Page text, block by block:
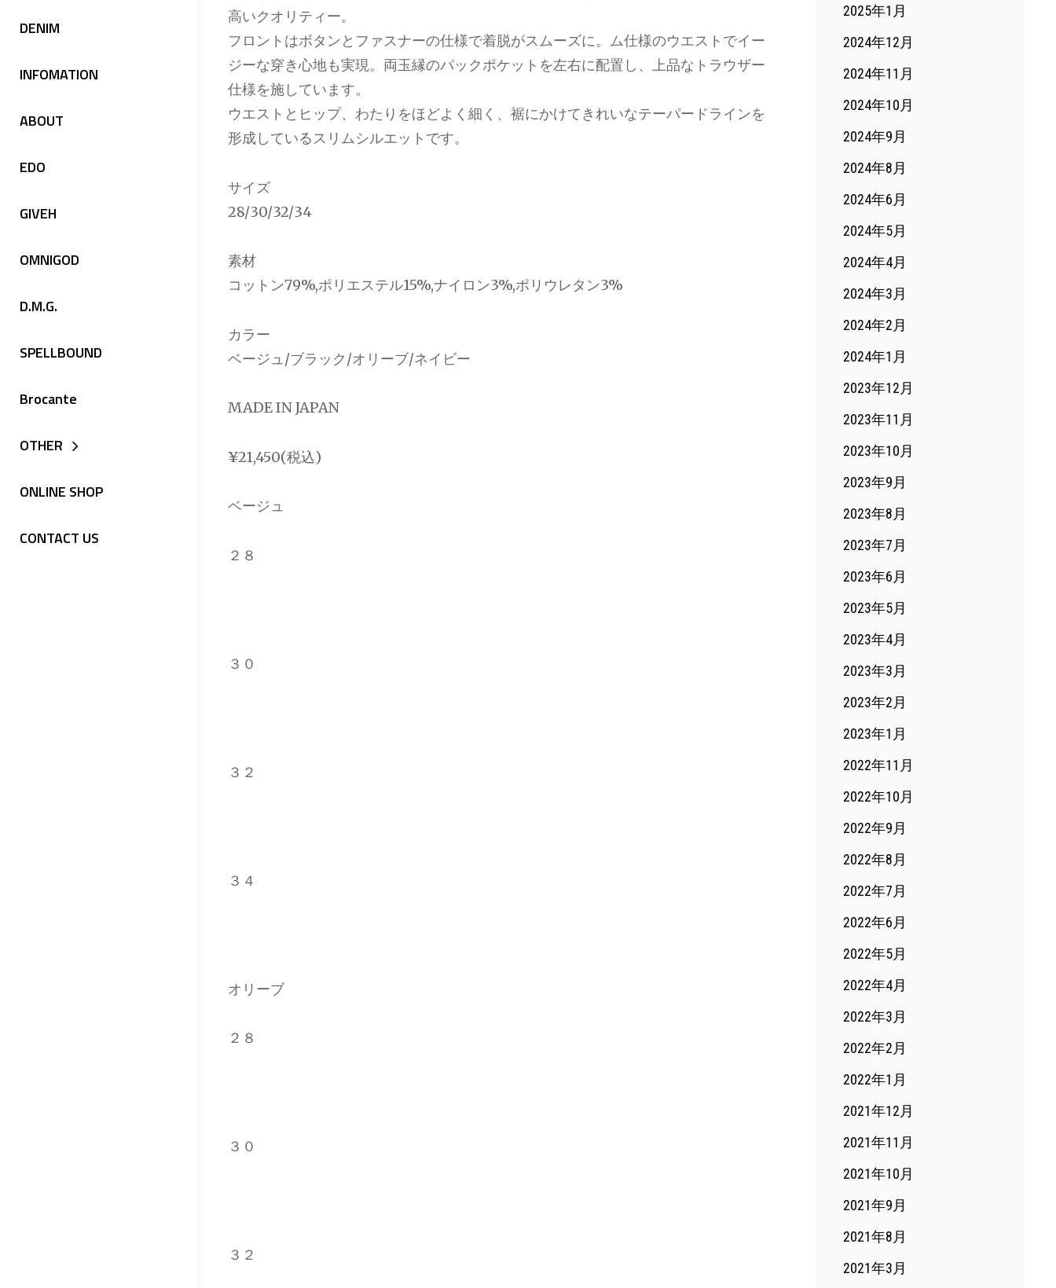
DENIM
INFOMATION
ABOUT
EDO
GIVEH
OMNIGOD
D.M.G.
SPELLBOUND
Brocante
OTHER
ONLINE SHOP
CONTACT US
高いクオリティー。
フロントはボタンとファスナーの仕様で着脱がスムーズに。ム仕様のウエストでイー
ジーな穿き心地も実現。両玉縁のパックポケットを左右に配置し、上品なトラウザー
仕様を施しています。
ウエストとヒップ、わたりをほどよく細く、裾にかけてきれいなテーパードラインを
形成しているスリムシルエットです。
サイズ
28/30/32/34
素材
コットン79%,ポリエステル15%,ナイロン3%,ポリウレタン3%
カラー
ベージュ/ブラック/オリーブ/ネイビー
MADE IN JAPAN
¥21,450(税込)
ベージュ
２８
３０
３２
３４
オリーブ
２８
３０
３２
2025年1月
2024年12月
2024年11月
2024年10月
2024年9月
2024年8月
2024年6月
2024年5月
2024年4月
2024年3月
2024年2月
2024年1月
2023年12月
2023年11月
2023年10月
2023年9月
2023年8月
2023年7月
2023年6月
2023年5月
2023年4月
2023年3月
2023年2月
2023年1月
2022年11月
2022年10月
2022年9月
2022年8月
2022年7月
2022年6月
2022年5月
2022年4月
2022年3月
2022年2月
2022年1月
2021年12月
2021年11月
2021年10月
2021年9月
2021年8月
2021年3月